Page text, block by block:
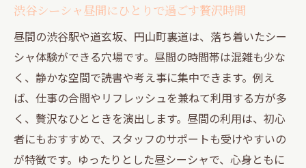
渋谷シーシャ昼間にひとりで過ごす贅沢時間
昼間の渋谷駅や道玄坂、円山町裏道は、落ち着いたシー
シャ体験ができる穴場です。昼間の時間帯は混雑も少な
く、静かな空間で読書や考え事に集中できます。例え
ば、仕事の合間やリフレッシュを兼ねて利用する方が多
く、贅沢なひとときを演出します。昼間の利用は、初心
者にもおすすめで、スタッフのサポートも受けやすいの
が特徴です。ゆったりとした昼シーシャで、心身ともに